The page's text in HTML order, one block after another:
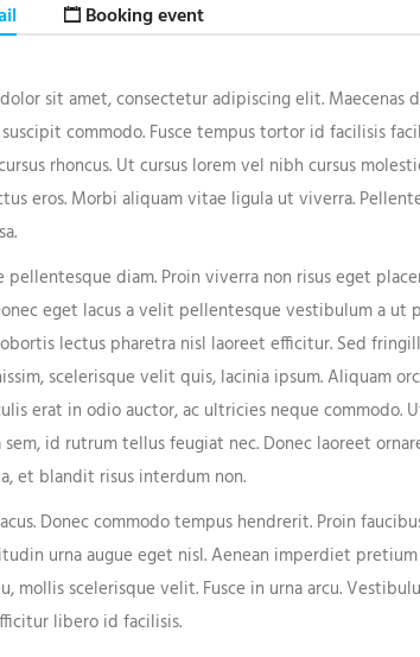
Booking event
sit amet, consectetur adipiscing elit.
commodo. Fusce tempus tortor id facilisis
rhoncus. Ut cursus lorem vel nibh cursus
eros. Morbi aliquam vitae ligula ut viverra.
diam. Proin viverra non risus eget
eget lacus a velit pellentesque vestibulum a ut
lectus pharetra nisl laoreet efficitur. Sed
scelerisque velit quis, lacinia ipsum. Aliquam
erat in odio auctor, ac ultricies neque commodo.
id rutrum tellus feugiat nec. Donec laoreet
et blandit risus interdum non.
Donec commodo tempus hendrerit. Proin
urna augue eget nisl. Aenean imperdiet
mollis scelerisque velit. Fusce in urna arcu.
libero id facilisis.
expired, so you can't book ticket